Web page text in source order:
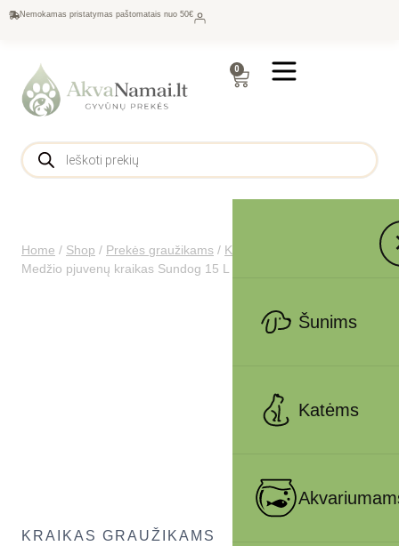
Nemokamas pristatymas paštomatais nuo 50€
0
Šunims
Katėms
Home / Shop / Prekės graužikams / Kraikas graužikams
Medžio pjuvenų kraikas Sundog 15 L 1kg natūralus
KRAIKAS GRAUŽIKAMS